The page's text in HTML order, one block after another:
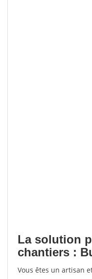
La solution
chantiers :
Vous êtes un artisan